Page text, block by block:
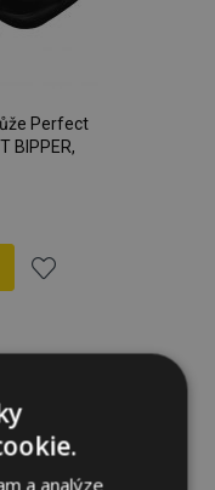
Perfect
BIPPER,
k
oblíbeným
a analýze